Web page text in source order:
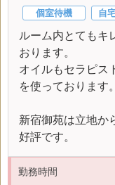
個室待機
自
ルーム内とてもキ
おります。
オイルもセラピス
を使っております。
新宿御苑は立地か
好評です。
勤務時間